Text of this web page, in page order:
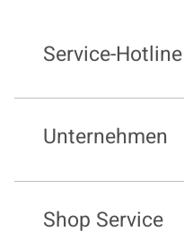
Service-
Unternehmen
Shop Service